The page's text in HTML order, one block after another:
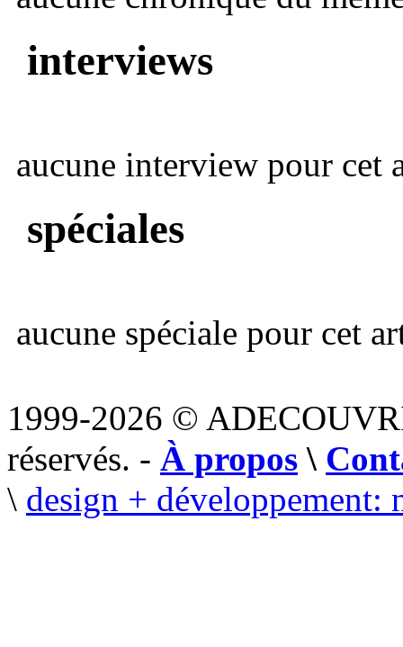
interviews
aucune interview pour cet
spéciales
aucune spéciale pour cet
1999-2026 ©
réservés. - À propos \
\ design + développement: